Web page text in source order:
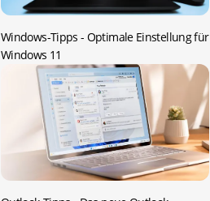
Windows-Tipps - Optimale Einstellung für
Windows 11